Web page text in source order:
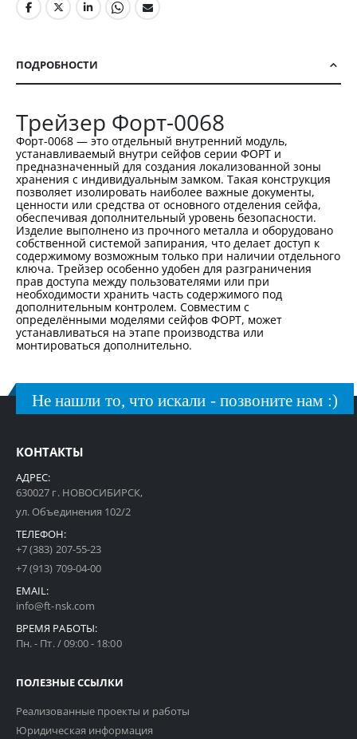
ПОДРОБНОСТИ
Трейзер Форт-0068
Форт-0068 — это отдельный внутренний модуль,
устанавливаемый внутри сейфов серии ФОРТ и
предназначенный для создания локализованной зоны
хранения с индивидуальным замком. Такая конструкция
позволяет изолировать наиболее важные документы,
ценности или средства от основного отделения сейфа,
обеспечивая дополнительный уровень безопасности.
Изделие выполнено из прочного металла и оборудовано
собственной системой запирания, что делает доступ к
содержимому возможным только при наличии отдельного
ключа. Трейзер особенно удобен для разграничения
прав доступа между пользователями или при
необходимости хранить часть содержимого под
дополнительным контролем. Совместим с
определёнными моделями сейфов ФОРТ, может
устанавливаться на этапе производства или
монтироваться дополнительно.
Не нашли то, что искали - позвоните нам :)
КОНТАКТЫ
АДРЕС:
630027 г. НОВОСИБИРСК,
ул. Объединения 102/2
ТЕЛЕФОН:
+7 (383) 207-55-23
+7 (913) 709-04-00
EMAIL:
info@ft-nsk.com
ВРЕМЯ РАБОТЫ:
Пн. - Пт. / 09:00 - 18:00
ПОЛЕЗНЫЕ ССЫЛКИ
Реализованные проекты и работы
Юридическая информация